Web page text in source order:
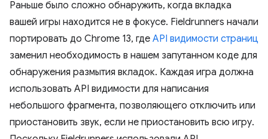
Раньше было сложно обнаружить, когда вкладка
вашей игры находится не в фокусе. Fieldrunners начали
портировать до Chrome 13, где API видимости страниц
заменил необходимость в нашем запутанном коде для
обнаружения размытия вкладок. Каждая игра должна
использовать API видимости для написания
небольшого фрагмента, позволяющего отключить или
приостановить звук, если не приостановить всю игру.